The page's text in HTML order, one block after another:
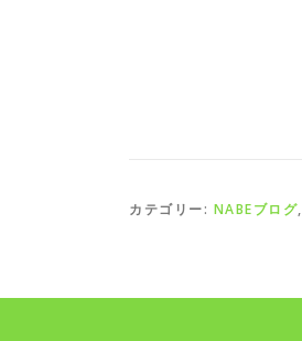
カテゴリー: NABEブログ,